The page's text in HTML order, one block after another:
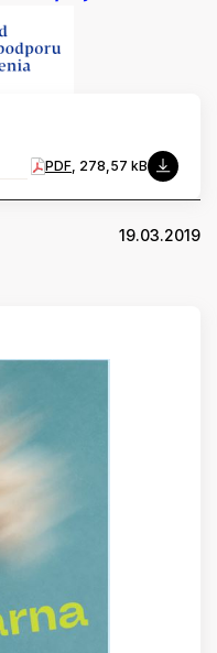
PDF , 278,57 kB
19.03.2019